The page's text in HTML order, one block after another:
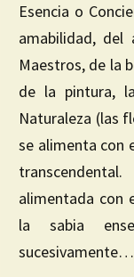
Esencia o
amabilidad, del
Maestros, de la
de la pintura,
Naturaleza (las
se alimenta con
alimentada con
la sabia
sucesivamente…